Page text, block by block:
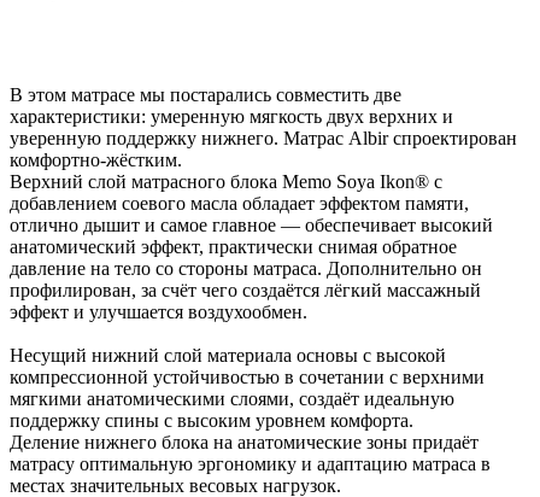
В этом матрасе мы постарались совместить две
характеристики: умеренную мягкость двух верхних и
уверенную поддержку нижнего. Матрас Albir спроектирован
комфортно-жёстким.
Верхний слой матрасного блока Memo Soya Ikon® с
добавлением соевого масла обладает эффектом памяти,
отлично дышит и самое главное — обеспечивает высокий
анатомический эффект, практически снимая обратное
давление на тело со стороны матраса. Дополнительно он
профилирован, за счёт чего создаётся лёгкий массажный
эффект и улучшается воздухообмен.
Несущий нижний слой материала основы с высокой
компрессионной устойчивостью в сочетании с верхними
мягкими анатомическими слоями, создаёт идеальную
поддержку спины с высоким уровнем комфорта.
Деление нижнего блока на анатомические зоны придаёт
матрасу оптимальную эргономику и адаптацию матраса в
местах значительных весовых нагрузок.